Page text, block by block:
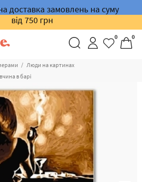
доставка замовлень на суму
від 750 грн
0 0
Люди на картинах
в барі